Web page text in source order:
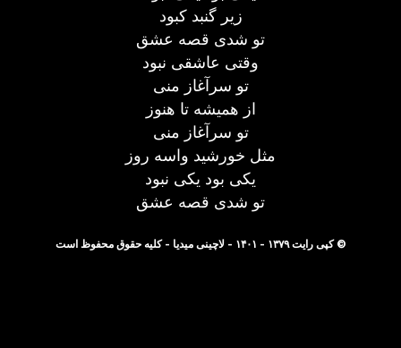
زیر گنبد کبود
تو شدی قصه عشق
وقتی عاشقی نبود
تو سرآغاز منی
از همیشه تا هنوز
تو سرآغاز منی
مثل خورشید واسه روز
یکی بود یکی نبود
تو شدی قصه عشق
© کپی رایت ۱۳۷۹ - ۱۴۰۱ - لاچینی میدیا - کلیه حقوق محفوظ است